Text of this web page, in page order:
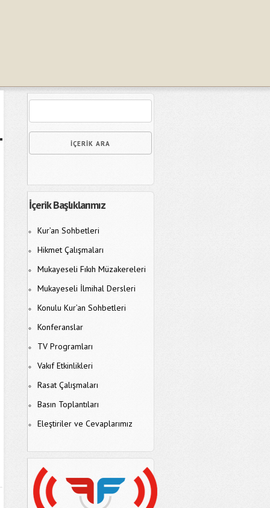
İçerik Başlıklarımız
Kur’an Sohbetleri
Hikmet Çalışmaları
Mukayeseli Fıkıh Müzakereleri
Mukayeseli İlmihal Dersleri
Konulu Kur’an Sohbetleri
Konferanslar
TV Programları
Vakıf Etkinlikleri
Rasat Çalışmaları
Basın Toplantıları
Eleştiriler ve Cevaplarımız